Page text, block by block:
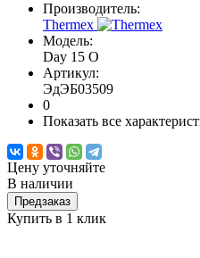
Производитель:
Thermex
Модель:
Day 15 O
Артикул:
ЭдЭБ03509
0
Показать все
Цену уточняйте
В наличии
Предзаказ
Купить в 1 клик